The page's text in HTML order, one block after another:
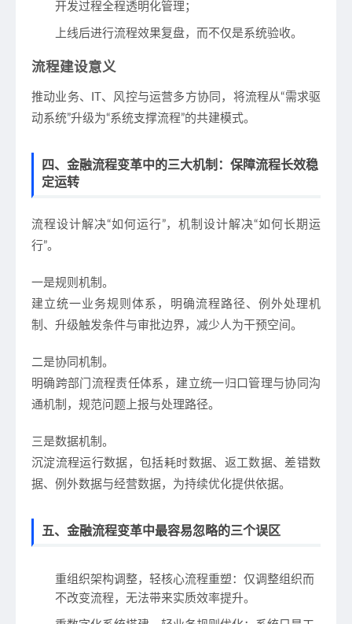
开发过程全程透明化管理；
上线后进行流程效果复盘，而不仅是系统验收。
流程建设意义
推动业务、IT、风控与运营多方协同，将流程从“需求驱
动系统”升级为“系统支撑流程”的共建模式。
四、金融流程变革中的三大机制：保障流程长效稳
定运转
流程设计解决“如何运行”，机制设计解决“如何长期运
行”。
一是规则机制。
建立统一业务规则体系，明确流程路径、例外处理机
制、升级触发条件与审批边界，减少人为干预空间。
二是协同机制。
明确跨部门流程责任体系，建立统一归口管理与协同沟
通机制，规范问题上报与处理路径。
三是数据机制。
沉淀流程运行数据，包括耗时数据、返工数据、差错数
据、例外数据与经营数据，为持续优化提供依据。
五、金融流程变革中最容易忽略的三个误区
重组织架构调整，轻核心流程重塑：仅调整组织而
不改变流程，无法带来实质效率提升。